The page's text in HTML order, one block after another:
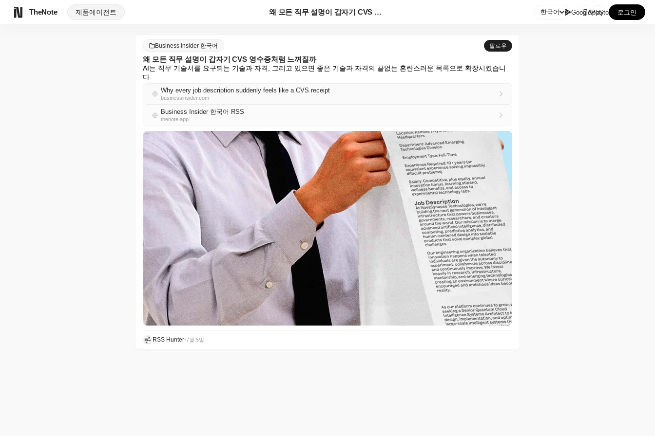
TheNote 제품에이전트 왜 모든 직무 설명이 갑자기 CVS 영수증처럼 느껴질까 한국어 GooglePlay
AppStore 로그인
Business Insider 한국어 팔로우
왜 모든 직무 설명이 갑자기 CVS 영수증처럼 느껴질까
AI는 직무 기술서를 요구되는 기술과 자격, 그리고 있으면 좋은 기술과 자격의 끝없는 혼란스러운 목록으로 확장시켰습니
다.
Why every job description suddenly feels like a CVS receipt
businessinsider.com
Business Insider 한국어 RSS
thenote.app
RSS Hunter•7월 5일